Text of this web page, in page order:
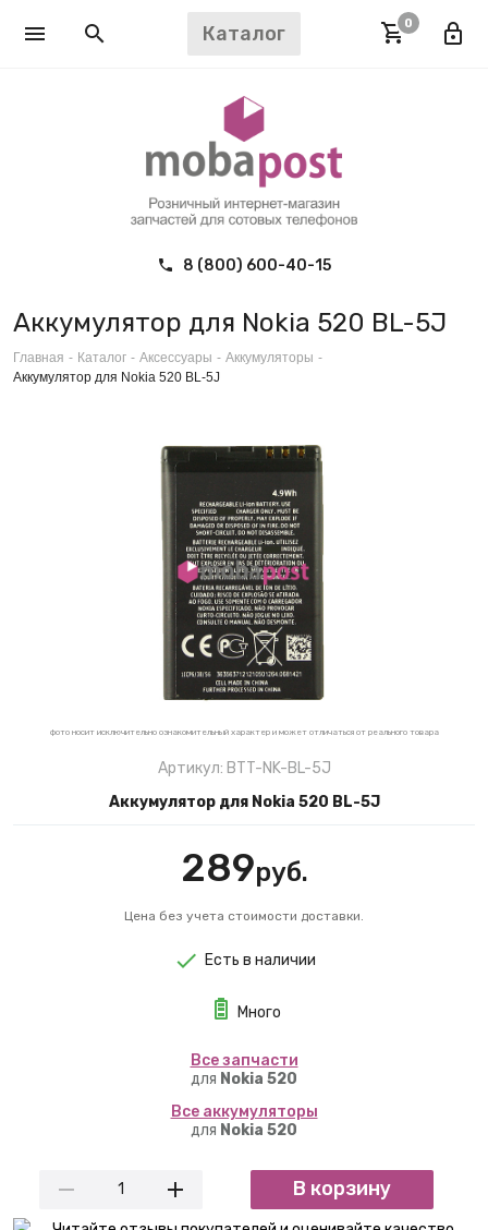
Каталог 0
8 (800) 600-40-15
Аккумулятор для Nokia 520 BL-5J
Главная - Каталог - Аксессуары - Аккумуляторы -
Аккумулятор для Nokia 520 BL-5J
фото носит исключительно ознакомительный характер и может отличаться от реального товара
Артикул: BTT-NK-BL-5J
Аккумулятор для Nokia 520 BL-5J
289руб.
Цена без учета стоимости доставки.
Есть в наличии
Много
Вcе запчасти
для Nokia 520
Вcе аккумуляторы
для Nokia 520
В корзину